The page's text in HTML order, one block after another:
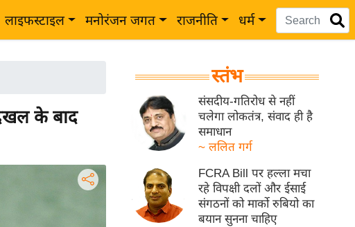
लाइफस्टाइल मनोरंजन जगत राजनीति धर्म
के बाद
स्तंभ
संसदीय-गतिरोध से नहीं
चलेगा लोकतंत्र, संवाद ही है
समाधान
~ ललित गर्ग
FCRA Bill पर हल्ला मचा
रहे विपक्षी दलों और ईसाई
संगठनों को मार्को रुबियो का
बयान सुनना चाहिए